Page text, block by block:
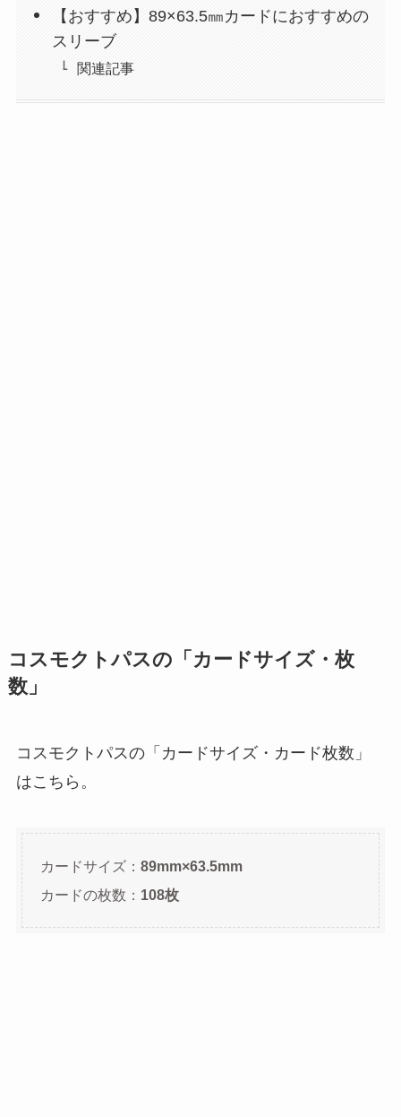
【おすすめ】89×63.5㎜カードにおすすめの
スリーブ
関連記事
コスモクトパスの「カードサイズ・枚
数」
コスモクトパスの「カードサイズ・カード枚数」
はこちら。
カードサイズ： 89mm×63.5mm
カードの枚数： 108枚